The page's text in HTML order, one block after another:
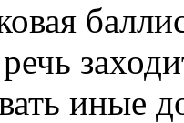
иные